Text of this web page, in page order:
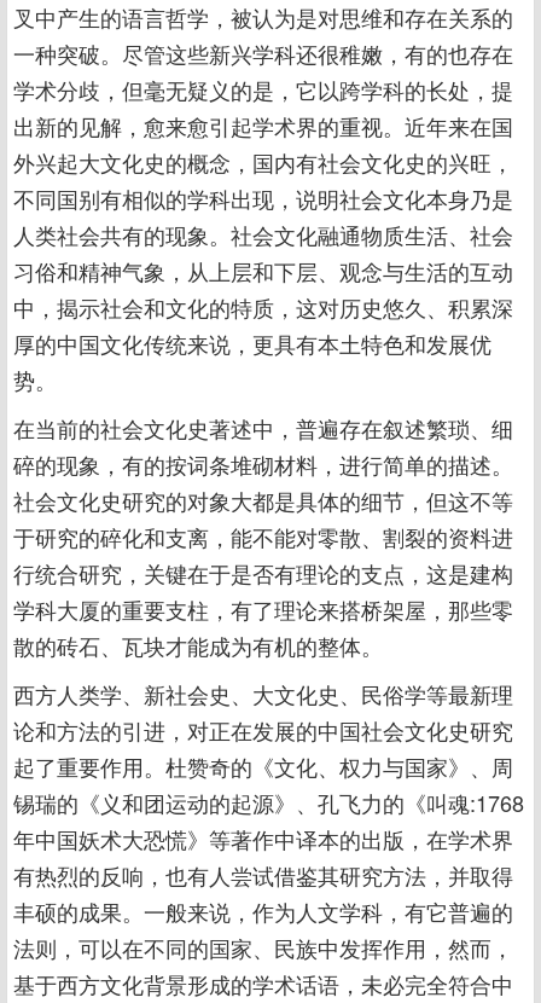
叉中产生的语言哲学，被认为是对思维和存在关系的
一种突破。尽管这些新兴学科还很稚嫩，有的也存在
学术分歧，但毫无疑义的是，它以跨学科的长处，提
出新的见解，愈来愈引起学术界的重视。近年来在国
外兴起大文化史的概念，国内有社会文化史的兴旺，
不同国别有相似的学科出现，说明社会文化本身乃是
人类社会共有的现象。社会文化融通物质生活、社会
习俗和精神气象，从上层和下层、观念与生活的互动
中，揭示社会和文化的特质，这对历史悠久、积累深
厚的中国文化传统来说，更具有本土特色和发展优
势。
在当前的社会文化史著述中，普遍存在叙述繁琐、细
碎的现象，有的按词条堆砌材料，进行简单的描述。
社会文化史研究的对象大都是具体的细节，但这不等
于研究的碎化和支离，能不能对零散、割裂的资料进
行统合研究，关键在于是否有理论的支点，这是建构
学科大厦的重要支柱，有了理论来搭桥架屋，那些零
散的砖石、瓦块才能成为有机的整体。
西方人类学、新社会史、大文化史、民俗学等最新理
论和方法的引进，对正在发展的中国社会文化史研究
起了重要作用。杜赞奇的《文化、权力与国家》、周
锡瑞的《义和团运动的起源》、孔飞力的《叫魂:1768
年中国妖术大恐慌》等著作中译本的出版，在学术界
有热烈的反响，也有人尝试借鉴其研究方法，并取得
丰硕的成果。一般来说，作为人文学科，有它普遍的
法则，可以在不同的国家、民族中发挥作用，然而，
基于西方文化背景形成的学术话语，未必完全符合中